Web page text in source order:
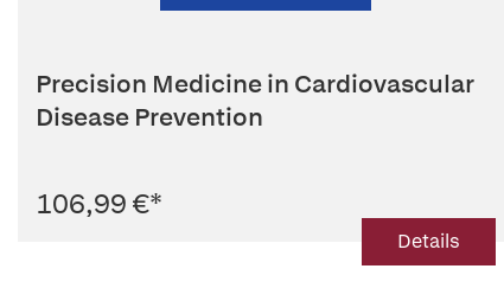
Precision Medicine in Cardiovascular
Disease Prevention
106,99 €*
Details